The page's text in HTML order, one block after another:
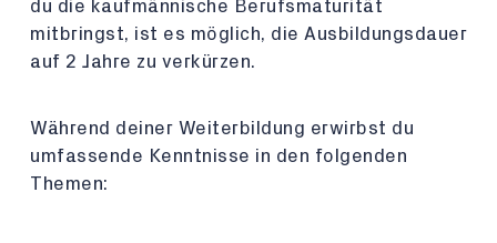
du die kaufmännische Berufsmaturität
mitbringst, ist es möglich, die Ausbildungsdauer
auf 2 Jahre zu verkürzen.
Während deiner Weiterbildung erwirbst du
umfassende Kenntnisse in den folgenden
Themen: